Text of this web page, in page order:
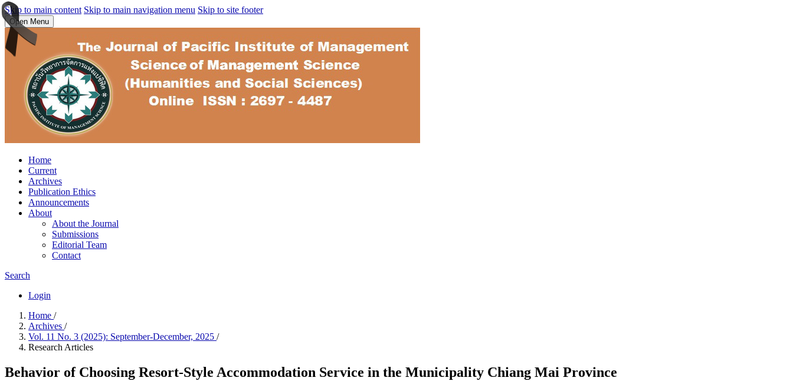
Skip to main content Skip to main navigation menu Skip to site footer
Open Menu
Home
Current
Archives
Publication Ethics
Announcements
About
About the Journal
Submissions
Editorial Team
Contact
Search
Login
Home /
Archives /
Vol. 11 No. 3 (2025): September-December, 2025 /
Research Articles
Behavior of Choosing Resort-Style Accommodation Service in the Municipality Chiang Mai Province